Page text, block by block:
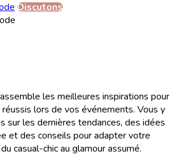
Discutons
les meilleures inspirations pour
lors de vos événements. Vous y
sur les dernières tendances, des idées
et des conseils pour adapter votre
casual-chic au glamour assumé.